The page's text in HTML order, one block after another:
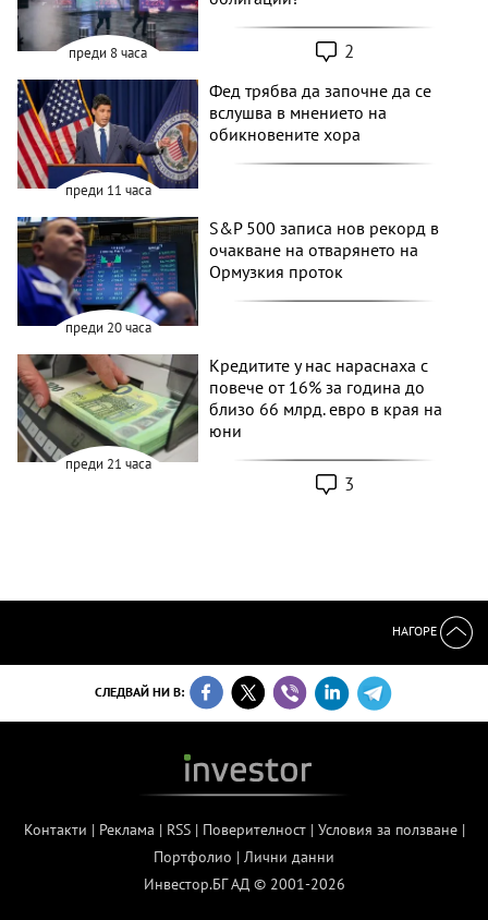
преди 8 часа 2
преди 11 часа
Фед трябва да започне да се
вслушва в мнението на
обикновените хора
преди 20 часа
S&P 500 записа нов рекорд в
очакване на отварянето на
Ормузкия проток
преди 21 часа
Кредитите у нас нараснаха с
повече от 16% за година до
близо 66 млрд. евро в края на
юни
3
НАГОРЕ
СЛЕДВАЙ НИ В:
Контакти | Реклама | RSS| Поверителност| Условия за ползване|
Портфолио | Лични данни
Инвестор.БГ АД © 2001-2026